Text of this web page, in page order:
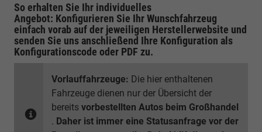
So erhalten Sie Ihr individuelles
Angebot: Konfigurieren Sie Ihr Wunschfahrzeug
einfach vorab auf der jeweiligen Herstellerwebsite und
senden Sie uns anschließend Ihre Konfiguration als
Konfigurationscode oder PDF zu.
Vorlauffahrzeuge: Die hier enthaltenen
Fahrzeuge dienen nur der Übersicht der
bereits vorbestellten Autos beim Großhandel
. Daher ist immer eine Statusanfrage vor der